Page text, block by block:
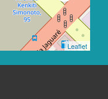
Leaflet